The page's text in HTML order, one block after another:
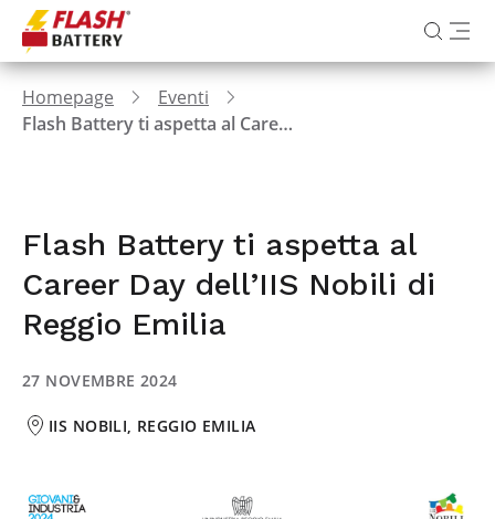
Homepage
Eventi
Flash Battery ti aspetta al Career Day dell’IIS Nobili di Reggio Emilia
Flash Battery ti aspetta al
Career Day dell’IIS Nobili di
Reggio Emilia
27 NOVEMBRE 2024
IIS NOBILI, REGGIO EMILIA